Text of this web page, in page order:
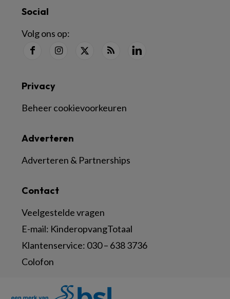
Social
Volg ons op:
Contact
Veelgestelde vragen
E-mail: KinderopvangTotaal
Klantenservice: 030 – 638 3736
Colofon
Adverteren
Adverteren & Partnerships
Privacy
Beheer cookievoorkeuren